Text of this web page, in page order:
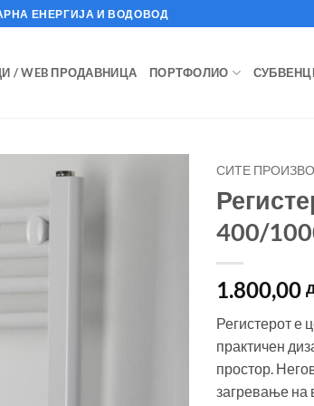
ЕНЕРГИЈА И ВОДОВОД
/ WEB ПРОДАВНИЦА ПОРТФОЛИО
СИТЕ
400/
1.800,00
Регистерот е
практичен
простор.
загревање на